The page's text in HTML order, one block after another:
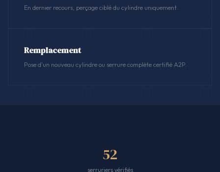
En dernier recours, perçage ciblé du cylindre uniquement.
Remplacement
Pose d'un nouveau cylindre ou serrure complète certifié A2P.
52
serruriers vérifiés